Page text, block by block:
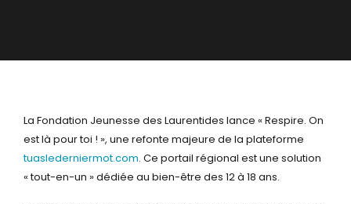
La Fondation Jeunesse des Laurentides lance « Respire. On
est là pour toi ! », une refonte majeure de la plateforme
tuaslederniermot.com. Ce portail régional est une solution
« tout-en-un » dédiée au bien-être des 12 à 18 ans.